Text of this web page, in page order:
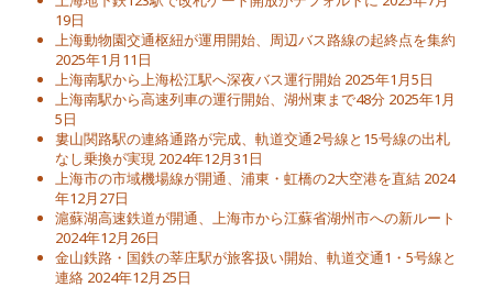
19日
上海動物園交通枢紐が運用開始、周辺バス路線の起終点を集約
2025年1月11日
上海南駅から上海松江駅へ深夜バス運行開始 2025年1月5日
上海南駅から高速列車の運行開始、湖州東まで48分 2025年1月
5日
婁山関路駅の連絡通路が完成、軌道交通2号線と15号線の出札
なし乗換が実現 2024年12月31日
上海市の市域機場線が開通、浦東・虹橋の2大空港を直結 2024
年12月27日
滬蘇湖高速鉄道が開通、上海市から江蘇省湖州市への新ルート
2024年12月26日
金山鉄路・国鉄の莘庄駅が旅客扱い開始、軌道交通1・5号線と
連絡 2024年12月25日